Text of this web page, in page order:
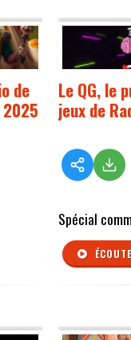
de
2025
Le QG, le
jeux de
Spécial